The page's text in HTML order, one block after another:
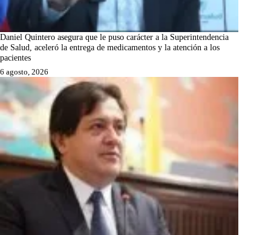
Daniel Quintero asegura que le puso carácter a la Superintendencia
de Salud, aceleró la entrega de medicamentos y la atención a los
pacientes
6 agosto, 2026